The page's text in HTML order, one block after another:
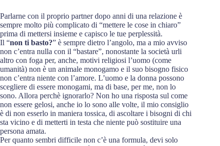
Parlarne con il proprio partner dopo anni di una relazione è
sempre molto più complicato di “mettere le cose in chiaro”
prima di mettersi insieme e capisco le tue perplessità.
Il “non ti basto?” è sempre dietro l’angolo, ma a mio avviso
non c’entra nulla con il “bastare”, nonostante la società urli
altro con foga per, anche, motivi religiosi l’uomo (come
umanità) non è un animale monogamo e il suo bisogno fisico
non c’entra niente con l’amore. L’uomo e la donna possono
scegliere di essere monogami, ma di base, per me, non lo
sono. Allora perchè ignorarlo? Non ho una risposta sul come
non essere gelosi, anche io lo sono alle volte, il mio consiglio
è di non esserlo in maniera tossica, di ascoltare i bisogni di chi
sta vicino e di metterti in testa che niente può sostituire una
persona amata.
Per quanto sembri difficile non c’è una formula, devi solo